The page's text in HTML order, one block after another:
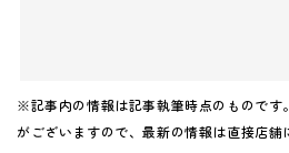
※記事内の情報は記事執筆時点のものです
がございますので、最新の情報は直接店舗